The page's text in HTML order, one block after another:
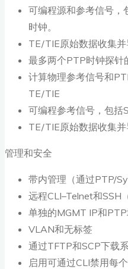
可编程源和参考信号，
时钟。
TE/TIE原始数据收集
最多两个PTP时钟探
计算物理参考信号和
TE/TIE
可编程参考信号，包括
TE/TIE原始数据收集
管理和安全
带内管理（通过PTP/
远程CLI–Telnet和SSH
单独的MGMT IP和
VLAN和无标签
通过TFTP和SCP下载
启用可通过CLI禁用每